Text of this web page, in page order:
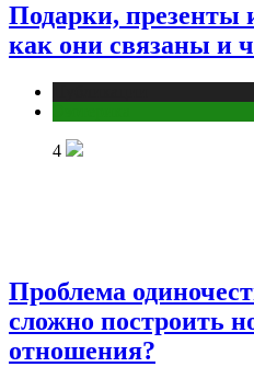
Подарки, презенты
как они связаны и
4
Проблема
сложно построить
отношения?